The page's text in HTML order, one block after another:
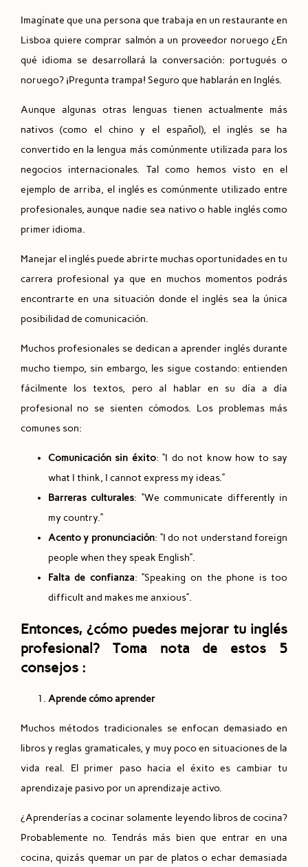
Imagínate que una persona que trabaja en un restaurante en
Lisboa quiere comprar salmón a un proveedor noruego ¿En
qué idioma se desarrollará la conversación: portugués o
noruego? ¡Pregunta trampa! Seguro que hablarán en Inglés.
Aunque algunas otras lenguas tienen actualmente más
nativos (como el chino y el español), el inglés se ha
convertido en la lengua más comúnmente utilizada para los
negocios internacionales. Tal como hemos visto en el
ejemplo de arriba, el inglés es comúnmente utilizado entre
profesionales, aunque nadie sea nativo o hable inglés como
primer idioma.
Manejar el inglés puede abrirte muchas oportunidades en tu
carrera profesional ya que en muchos momentos podrás
encontrarte en una situación donde el inglés sea la única
posibilidad de comunicación.
Muchos profesionales se dedican a aprender inglés durante
mucho tiempo, sin embargo, les sigue costando: entienden
fácilmente los textos, pero al hablar en su día a día
profesional no se sienten cómodos. Los problemas más
comunes son:
Comunicación sin éxito: “I do not know how to say
what I think, I cannot express my ideas.”
Barreras culturales: “We communicate differently in
my country.”
Acento y pronunciación: “I do not understand foreign
people when they speak English”.
Falta de confianza: “Speaking on the phone is too
difficult and makes me anxious”.
Entonces, ¿cómo puedes mejorar tu inglés
profesional? Toma nota de estos 5
consejos :
Aprende cómo aprender
Muchos métodos tradicionales se enfocan demasiado en
libros y reglas gramaticales, y muy poco en situaciones de la
vida real. El primer paso hacia el éxito es cambiar tu
aprendizaje pasivo por un aprendizaje activo.
¿Aprenderías a cocinar solamente leyendo libros de cocina?
Probablemente no. Tendrás más bien que entrar en una
cocina, quizás quemar un par de platos o echar demasiada